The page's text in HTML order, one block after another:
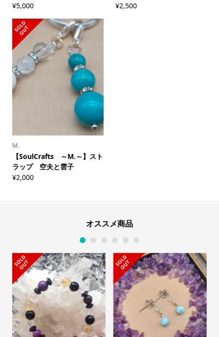
¥5,000
¥2,500
S
O
L
D
O
U
T
M.
【SoulCrafts ～M.～】スト
ラップ 空夫と雲子
¥2,000
オススメ商品
S
O
L
D
O
U
T S
O
L
D
O
U
T
1 2 3 4 5 6